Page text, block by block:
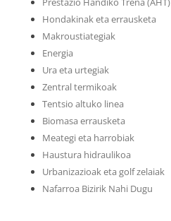
Hondakinak eta errausketa
Makroustiategiak
Energia
Ura eta urtegiak
Zentral termikoak
Tentsio altuko linea
Biomasa errausketa
Meategi eta harrobiak
Haustura hidraulikoa
Urbanizazioak eta golf zelaiak
Nafarroa Bizirik Nahi Dugu